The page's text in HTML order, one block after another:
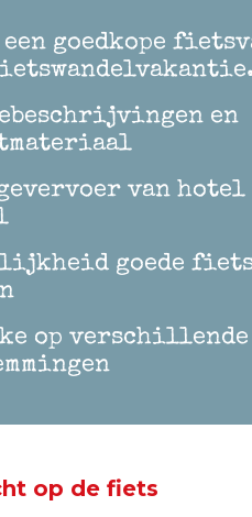
een goedkope
en
van hotel
goede
op verschillende
op de fiets